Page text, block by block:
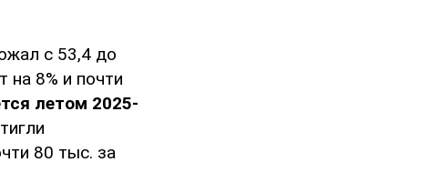
с 53,4 до
на 8% и почти
летом 2025-
80 тыс. за